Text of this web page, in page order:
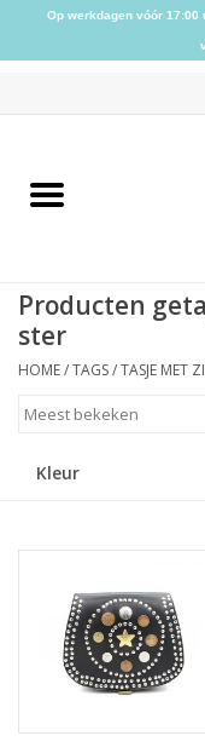
Home
Kleding
Sieraden
Home deco
Herensokken
Producten
ster
HOME/TAGS/TASJE MET
Kleur
Op werkdagen vóór 17:00